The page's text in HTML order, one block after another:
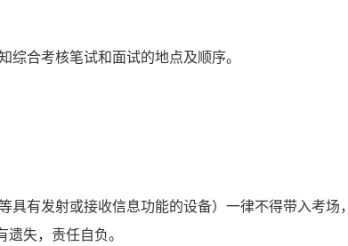
合考核笔试和面试的地点及顺序。
有发射或接收信息功能的设备）一律不得带入考场，
失，责任自负。